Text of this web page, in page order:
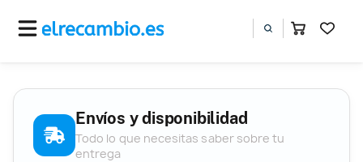
Envíos y disponibilidad
Todo lo que necesitas saber sobre tu
entrega